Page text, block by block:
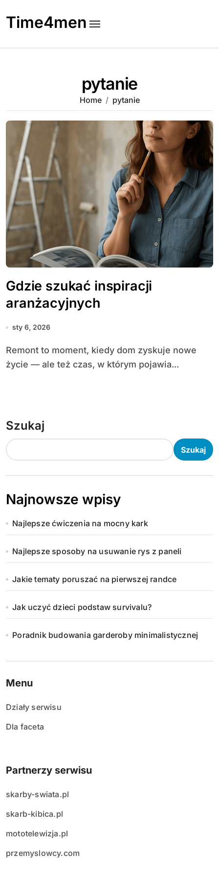
to
content
Time4men
pytanie
Home pytanie
Gdzie szukać inspiracji
aranżacyjnych
sty 6, 2026
Remont to moment, kiedy dom zyskuje nowe
życie — ale też czas, w którym pojawia...
Szukaj
Szukaj
Najnowsze wpisy
Najlepsze ćwiczenia na mocny kark
Najlepsze sposoby na usuwanie rys z paneli
Jakie tematy poruszać na pierwszej randce
Jak uczyć dzieci podstaw survivalu?
Poradnik budowania garderoby minimalistycznej
Menu
Działy serwisu
Dla faceta
Partnerzy serwisu
skarby-swiata.pl
skarb-kibica.pl
mototelewizja.pl
przemyslowcy.com